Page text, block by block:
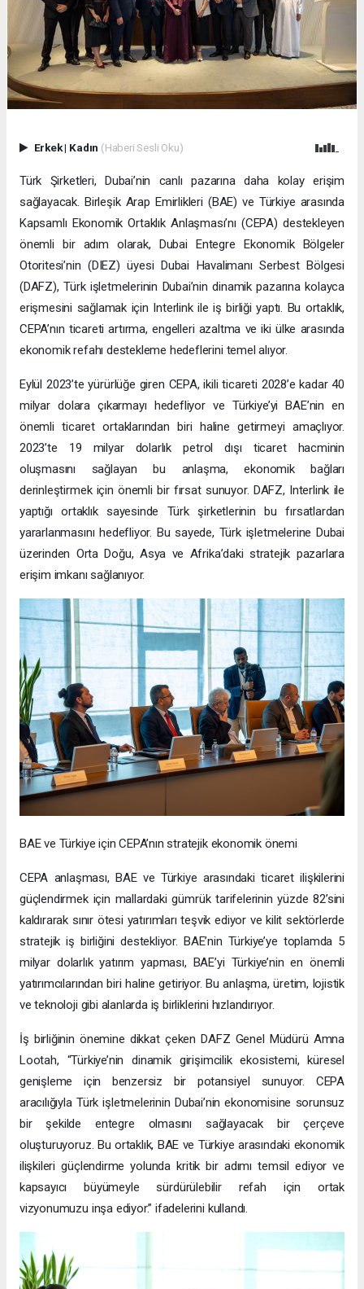
Erkek| Kadın (Haberi Sesli Oku)
Türk Şirketleri, Dubai’nin canlı pazarına daha kolay erişim
sağlayacak. Birleşik Arap Emirlikleri (BAE) ve Türkiye arasında
Kapsamlı Ekonomik Ortaklık Anlaşması’nı (CEPA) destekleyen
önemli bir adım olarak, Dubai Entegre Ekonomik Bölgeler
Otoritesi’nin (DIEZ) üyesi Dubai Havalimanı Serbest Bölgesi
(DAFZ), Türk işletmelerinin Dubai’nin dinamik pazarına kolayca
erişmesini sağlamak için Interlink ile iş birliği yaptı. Bu ortaklık,
CEPA’nın ticareti artırma, engelleri azaltma ve iki ülke arasında
ekonomik refahı destekleme hedeflerini temel alıyor.
Eylül 2023’te yürürlüğe giren CEPA, ikili ticareti 2028’e kadar 40
milyar dolara çıkarmayı hedefliyor ve Türkiye’yi BAE’nin en
önemli ticaret ortaklarından biri haline getirmeyi amaçlıyor.
2023’te 19 milyar dolarlık petrol dışı ticaret hacminin
oluşmasını sağlayan bu anlaşma, ekonomik bağları
derinleştirmek için önemli bir fırsat sunuyor. DAFZ, Interlink ile
yaptığı ortaklık sayesinde Türk şirketlerinin bu fırsatlardan
yararlanmasını hedefliyor. Bu sayede, Türk işletmelerine Dubai
üzerinden Orta Doğu, Asya ve Afrika’daki stratejik pazarlara
erişim imkanı sağlanıyor.
BAE ve Türkiye için CEPA’nın stratejik ekonomik önemi
CEPA anlaşması, BAE ve Türkiye arasındaki ticaret ilişkilerini
güçlendirmek için mallardaki gümrük tarifelerinin yüzde 82’sini
kaldırarak sınır ötesi yatırımları teşvik ediyor ve kilit sektörlerde
stratejik iş birliğini destekliyor. BAE’nin Türkiye’ye toplamda 5
milyar dolarlık yatırım yapması, BAE’yi Türkiye’nin en önemli
yatırımcılarından biri haline getiriyor. Bu anlaşma, üretim, lojistik
ve teknoloji gibi alanlarda iş birliklerini hızlandırıyor.
İş birliğinin önemine dikkat çeken DAFZ Genel Müdürü Amna
Lootah, “Türkiye’nin dinamik girişimcilik ekosistemi, küresel
genişleme için benzersiz bir potansiyel sunuyor. CEPA
aracılığıyla Türk işletmelerinin Dubai’nin ekonomisine sorunsuz
bir şekilde entegre olmasını sağlayacak bir çerçeve
oluşturuyoruz. Bu ortaklık, BAE ve Türkiye arasındaki ekonomik
ilişkileri güçlendirme yolunda kritik bir adımı temsil ediyor ve
kapsayıcı büyümeyle sürdürülebilir refah için ortak
vizyonumuzu inşa ediyor.” ifadelerini kullandı.